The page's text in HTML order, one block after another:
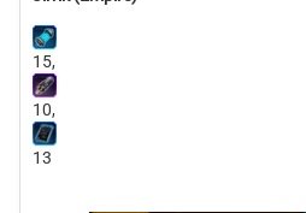
15,
10,
13